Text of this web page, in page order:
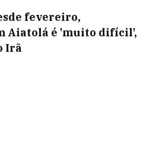
fevereiro,
Aiatolá é 'muito difícil',
Irã